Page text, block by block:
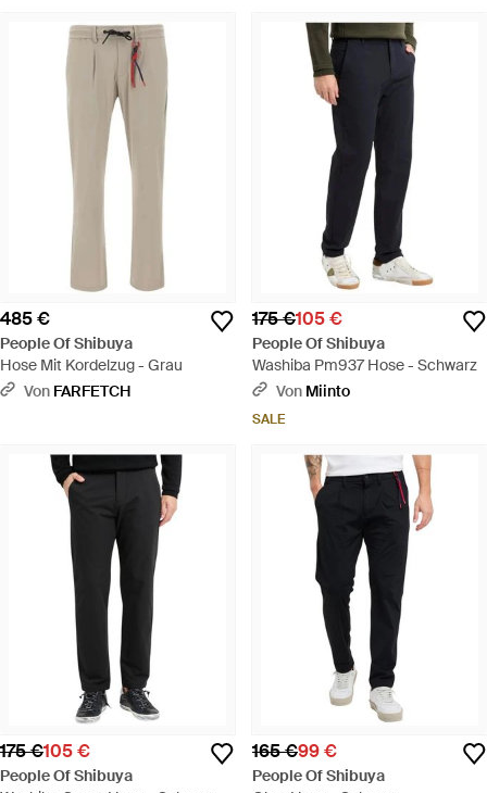
485 €
People Of Shibuya
Hose Mit Kordelzug - Grau
Von FARFETCH
175 €105 €
People Of Shibuya
Washiba Pm937 Hose - Schwarz
Von Miinto
SALE
175 €105 €
People Of Shibuya
165 €99 €
People Of Shibuya